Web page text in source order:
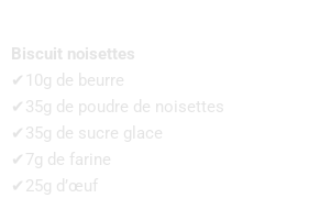
Biscuit noisettes
✔10g de beurre
✔35g de poudre de noisettes
✔35g de sucre glace
✔7g de farine
✔25g d’œuf